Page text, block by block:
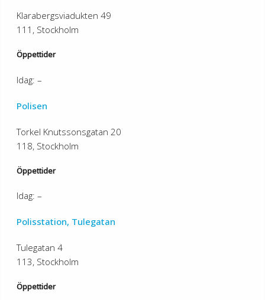
Klarabergsviadukten 49
111, Stockholm
Öppettider
Idag: –
Polisen
Torkel Knutssonsgatan 20
118, Stockholm
Öppettider
Idag: –
Polisstation, Tulegatan
Tulegatan 4
113, Stockholm
Öppettider